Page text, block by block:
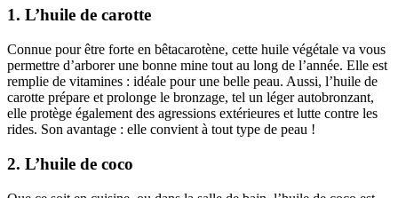
1. L’huile de carotte
Connue pour être forte en bêtacarotène, cette huile végétale va vous
permettre d’arborer une bonne mine tout au long de l’année. Elle est
remplie de vitamines : idéale pour une belle peau. Aussi, l’huile de
carotte prépare et prolonge le bronzage, tel un léger autobronzant,
elle protège également des agressions extérieures et lutte contre les
rides. Son avantage : elle convient à tout type de peau !
2. L’huile de coco